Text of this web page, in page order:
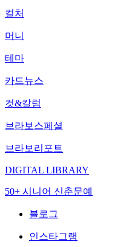
컬처
머니
테마
카드뉴스
컷&칼럼
브라보스페셜
브라보리포트
DIGITAL LIBRARY
50+ 시니어 신춘문예
블로그
인스타그램